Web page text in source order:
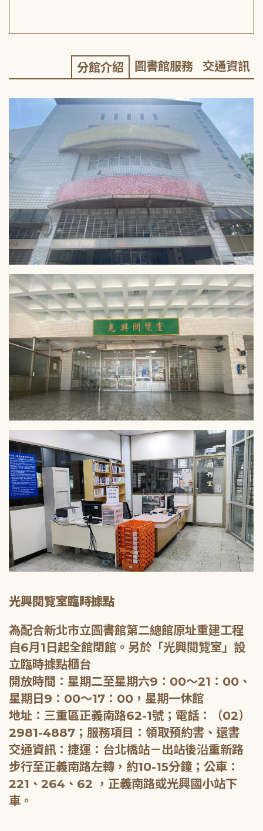
分館介紹 圖書館服務 交通資訊
光興閱覽室臨時據點
為配合新北市立圖書館第二總館原址重建工程
自6月1日起全館閉館。另於「光興閱覽室」設
立臨時據點櫃台
開放時間：星期二至星期六9：00～21：00、
星期日9：00～17：00，星期一休館
地址：三重區正義南路62-1號；電話：（02）
2981-4887；服務項目：領取預約書、還書
交通資訊：捷運：台北橋站－出站後沿重新路
步行至正義南路左轉，約10-15分鐘；公車：
221、264、62 ，正義南路或光興國小站下
車。